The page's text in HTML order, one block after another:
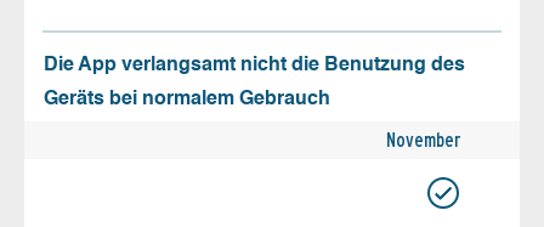
Die App verlangsamt nicht die Benutzung des
Geräts bei normalem Gebrauch
November